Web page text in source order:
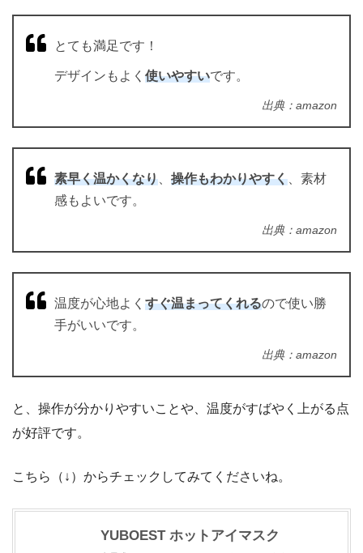
とても満足です！
デザインもよく 使いやすいです。
出典：amazon
素早く温かくなり 操作もわかりやすく 、素材
感もよいです。
出典：amazon
温度が心地よく すぐ温まってくれるので使い勝
手がいいです。
出典：amazon
と、操作が分かりやすいことや、温度がすばやく上がる点
が好評です。
こちら（↓）からチェックしてみてくださいね。
YUBOEST ホットアイマスク